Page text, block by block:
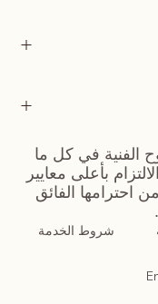
الفنية في كل ما
بأعلى معايير
احترامها الفائق
شروط الخدمة